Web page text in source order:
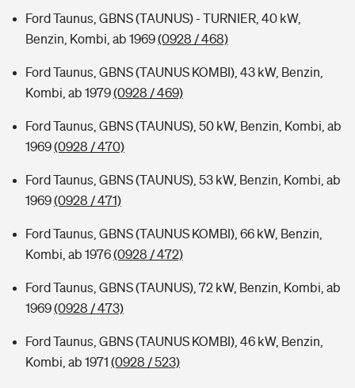
Ford Taunus, GBNS (TAUNUS) - TURNIER, 40 kW,
Benzin, Kombi, ab 1969(0928 / 468)
Ford Taunus, GBNS (TAUNUS KOMBI), 43 kW, Benzin,
Kombi, ab 1979(0928 / 469)
Ford Taunus, GBNS (TAUNUS), 50 kW, Benzin, Kombi, ab
1969(0928 / 470)
Ford Taunus, GBNS (TAUNUS), 53 kW, Benzin, Kombi, ab
1969(0928 / 471)
Ford Taunus, GBNS (TAUNUS KOMBI), 66 kW, Benzin,
Kombi, ab 1976(0928 / 472)
Ford Taunus, GBNS (TAUNUS), 72 kW, Benzin, Kombi, ab
1969(0928 / 473)
Ford Taunus, GBNS (TAUNUS KOMBI), 46 kW, Benzin,
Kombi, ab 1971 (0928 / 523)